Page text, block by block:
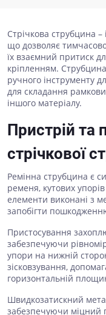
Стрічкова струбцина
що дозволяє
їх взаємний притиск
кріпленням. Струбцина
ручного інструменту
для складання
іншого матеріалу.
Пристрій та
стрічкової
Ремінна струбцина є
ременя, кутових
елементи виконані з
запобігти
Пристосування
забезпечуючи
упори на нижній
зісковзування,
горизонтальній
Швидкозатискний
забезпечуючи міцний